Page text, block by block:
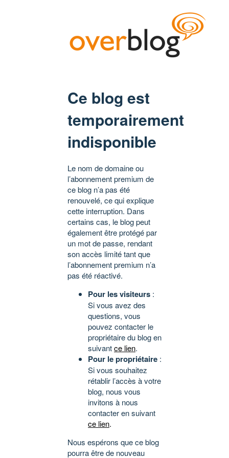
Ce blog est
temporairement
indisponible
Le nom de domaine ou
l’abonnement premium de
ce blog n’a pas été
renouvelé, ce qui explique
cette interruption. Dans
certains cas, le blog peut
également être protégé par
un mot de passe, rendant
son accès limité tant que
l’abonnement premium n’a
pas été réactivé.
Pour les visiteurs :
Si vous avez des
questions, vous
pouvez contacter le
propriétaire du blog en
suivantce lien.
Pour le propriétaire :
Si vous souhaitez
rétablir l’accès à votre
blog, nous vous
invitons à nous
contacter en suivant
ce lien.
Nous espérons que ce blog
pourra être de nouveau